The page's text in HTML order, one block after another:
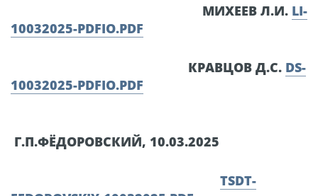
МИХЕЕВ Л.И. LI-
10032025-PDFIO.PDF
КРАВЦОВ Д.С. DS-
10032025-PDFIO.PDF
Г.П.ФЁДОРОВСКИЙ, 10.03.2025
TSDT-